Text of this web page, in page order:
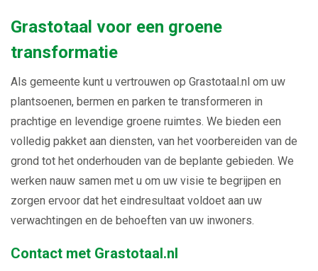
Grastotaal voor een groene
transformatie
Als gemeente kunt u vertrouwen op Grastotaal.nl om uw
plantsoenen, bermen en parken te transformeren in
prachtige en levendige groene ruimtes. We bieden een
volledig pakket aan diensten, van het voorbereiden van de
grond tot het onderhouden van de beplante gebieden. We
werken nauw samen met u om uw visie te begrijpen en
zorgen ervoor dat het eindresultaat voldoet aan uw
verwachtingen en de behoeften van uw inwoners.
Contact met Grastotaal.nl